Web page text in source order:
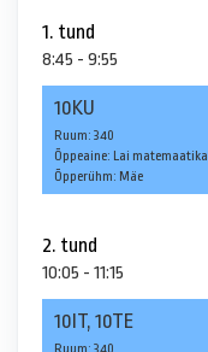
1. tund
8:45 - 9:55
10KU
Ruum: 340
Õppeaine: Lai matemaatika
Õpperühm: Mäe
2. tund
10:05 - 11:15
10IT, 10TE